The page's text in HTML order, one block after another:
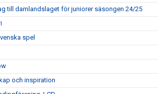
till damlandslaget för juniorer säsongen 24/25
spel
och inspiration